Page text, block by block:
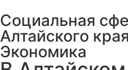
Социальная
Алтайского края
Экономика